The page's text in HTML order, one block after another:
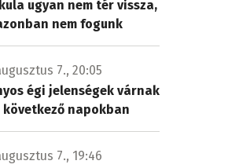
ugyan nem tér vissza,
nem fogunk
7., 20:05
égi jelenségek várnak
következő napokban
7., 19:46